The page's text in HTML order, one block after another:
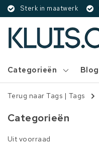
Sterk in maatwerk
Categorieën Blog
Terug naar Tags | Tags
Categorieën
Uit voorraad